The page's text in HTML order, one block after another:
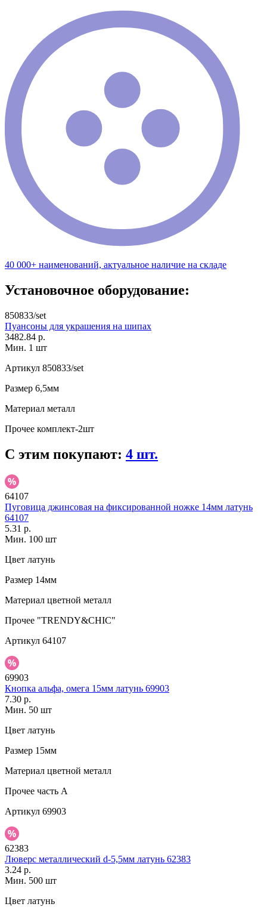
40 000+ наименований, актуальное наличие на складе
Установочное оборудование:
850833/set
Пуансоны для украшения на шипах
3482.84 р.
Мин. 1 шт
Артикул 850833/set
Размер 6,5мм
Материал металл
Прочее комплект-2шт
С этим покупают: 4 шт.
64107
Пуговица джинсовая на фиксированной ножке 14мм латунь
64107
5.31 р.
Мин. 100 шт
Цвет латунь
Размер 14мм
Материал цветной металл
Прочее "TRENDY&CHIC"
Артикул 64107
69903
Кнопка альфа, омега 15мм латунь 69903
7.30 р.
Мин. 50 шт
Цвет латунь
Размер 15мм
Материал цветной металл
Прочее часть A
Артикул 69903
62383
Люверс металлический d-5,5мм латунь 62383
3.24 р.
Мин. 500 шт
Цвет латунь